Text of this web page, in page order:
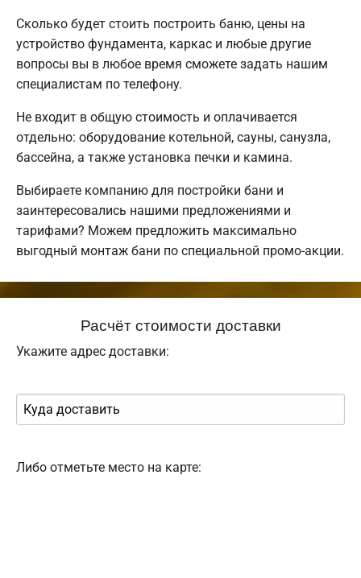
Сколько будет стоить построить баню, цены на
устройство фундамента, каркас и любые другие
вопросы вы в любое время сможете задать нашим
специалистам по телефону.
Не входит в общую стоимость и оплачивается
отдельно: оборудование котельной, сауны, санузла,
бассейна, а также установка печки и камина.
Выбираете компанию для постройки бани и
заинтересовались нашими предложениями и
тарифами? Можем предложить максимально
выгодный монтаж бани по специальной промо-акции.
Расчёт стоимости доставки
Укажите адрес доставки:
Либо отметьте место на карте: